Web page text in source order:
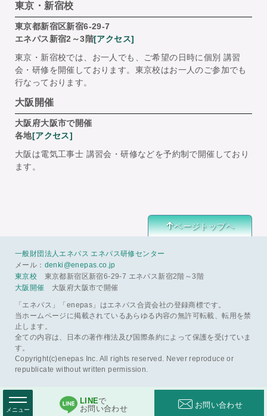
東京・新宿校
東京都新宿区新宿6-29-7
エネパス新宿2～3階[アクセス]
東京・新宿校では、お一人でも、ご希望の日時に個別 講習
会・研修を開催しております。東京校はお一人のご参加でも
行なっております。
大阪開催
大阪府大阪市で開催
各地[アクセス]
大阪は電気工事士 講習会・研修などを予約制で開催しており
ます。
ページトップヘ
一般財団法人エネパス エネパス研修センター
メール： denki@enepas.co.jp
東京校 東京都新宿区新宿6-29-7 エネパス新宿2階～3階
大阪開催 大阪府大阪市で開催
「エネパス」「enepas」はエネパス合資会社の登録商標です。
当ホームページに掲載されているあらゆる内容の無許可転載、転用を禁
止します。
全ての内容は、日本の著作権法及び国際条約によって保護を受けていま
す。
Copyright(c)enepas Inc. All rights reserved. Never reproduce or
republicate without written permission.
LINEで
お問い合わせ
お問い合わせ